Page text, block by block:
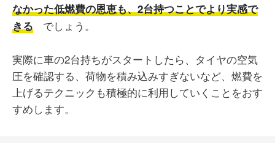
なかった低燃費の恩恵も、2台持つことでより実感で
きる
でしょう。
実際に車の2台持ちがスタートしたら、タイヤの空気
圧を確認する、荷物を積み込みすぎないなど、燃費を
上げるテクニックも積極的に利用していくことをおす
すめします。